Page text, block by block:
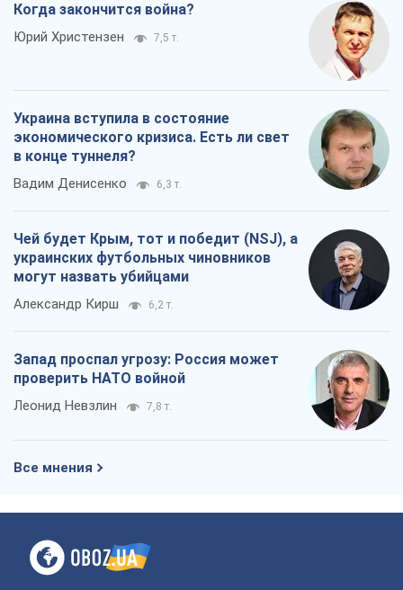
Когда закончится война?
Юрий Христензен 7,5 т.
Украина вступила в состояние
экономического кризиса. Есть ли свет
в конце туннеля?
Вадим Денисенко 6,3 т.
Чей будет Крым, тот и победит (NSJ), а
украинских футбольных чиновников
могут назвать убийцами
Александр Кирш 6,2 т.
Запад проспал угрозу: Россия может
проверить НАТО войной
Леонид Невзлин 7,8 т.
Все мнения